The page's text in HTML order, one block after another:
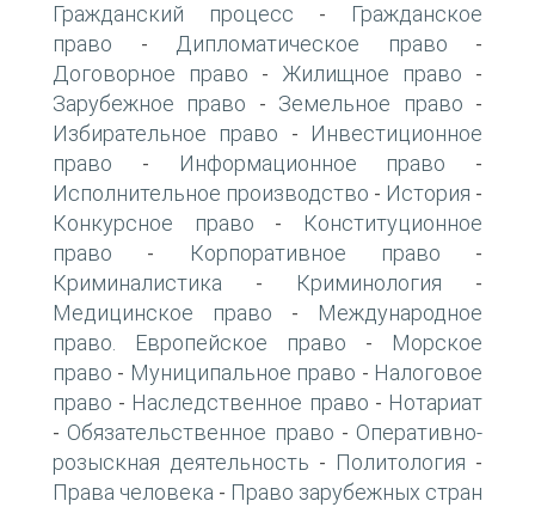
Гражданский процесс -
Гражданское
право - Дипломатическое право -
Договорное право - Жилищное право -
Зарубежное право - Земельное право -
Избирательное право -
Инвестиционное
право - Информационное право -
Исполнительное производство - История -
Конкурсное право -
Конституционное
право - Корпоративное право -
Криминалистика - Криминология -
Медицинское право -
Международное
право. Европейское право -
Морское
право - Муниципальное право - Налоговое
право - Наследственное право - Нотариат
- Обязательственное право - Оперативно-
розыскная деятельность - Политология -
Права человека - Право зарубежных стран